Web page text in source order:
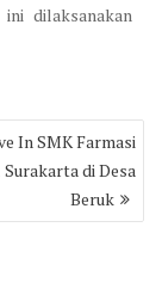
ini dilaksanakan
In SMK Farmasi
di Desa
Beruk